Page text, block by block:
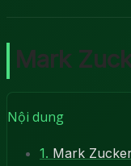
Mark
Nội dung
1. Mark